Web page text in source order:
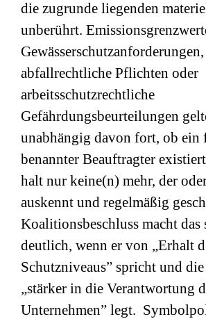
die zugrunde liegenden
unberührt.
Gewässerschutzanforderungen,
abfallrechtliche Pflichten oder
arbeitsschutzrechtliche
Gefährdungsbeurteilungen
unabhängig davon fort, ob ein
benannter Beauftragter
halt nur keine(n) mehr, der
auskennt und regelmäßig
Koalitionsbeschluss macht das
deutlich, wenn er von „Erhalt
Schutzniveaus” spricht und
„stärker in die Verantwortung
Unternehmen” legt.